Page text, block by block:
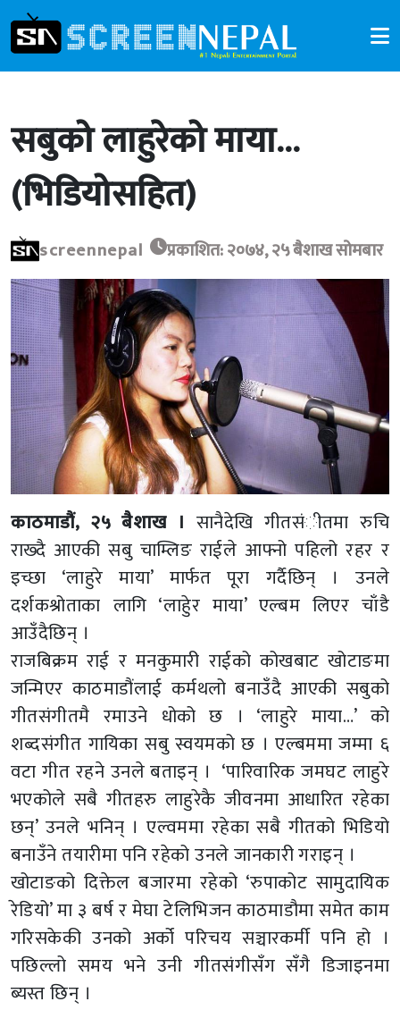
सबुको लाहुरेको माया…
(भिडियोसहित)
screennepal प्रकाशित: २०७४, २५ बैशाख सोमबार
काठमाडौं, २५ बैशाख । सानैदेखि गीतसंीतमा रुचि
राख्दै आएकी सबु चाम्लिङ राईले आफ्नो पहिलो रहर र
इच्छा ‘लाहुरे माया’ मार्फत पूरा गर्दैछिन् । उनले
दर्शकश्रोताका लागि ‘लाहुेर माया’ एल्बम लिएर चाँडै
आउँदैछिन् ।
राजबिक्रम राई र मनकुमारी राईको कोखबाट खोटाङमा
जन्मिएर काठमाडौंलाई कर्मथलो बनाउँदै आएकी सबुको
गीतसंगीतमै रमाउने धोको छ । ‘लाहुरे माया…’ को
शब्दसंगीत गायिका सबु स्वयमको छ । एल्बममा जम्मा ६
वटा गीत रहने उनले बताइन् । ‘पारिवारिक जमघट लाहुरे
भएकोले सबै गीतहरु लाहुरेकै जीवनमा आधारित रहेका
छन्’ उनले भनिन् । एल्वममा रहेका सबै गीतको भिडियो
बनाउँने तयारीमा पनि रहेको उनले जानकारी गराइन् ।
खोटाङको दिक्तेल बजारमा रहेको ‘रुपाकोट सामुदायिक
रेडियो’ मा ३ बर्ष र मेघा टेलिभिजन काठमाडौमा समेत काम
गरिसकेकी उनको अर्को परिचय सञ्चारकर्मी पनि हो ।
पछिल्लो समय भने उनी गीतसंगीसँग सँगै डिजाइनमा
ब्यस्त छिन् ।